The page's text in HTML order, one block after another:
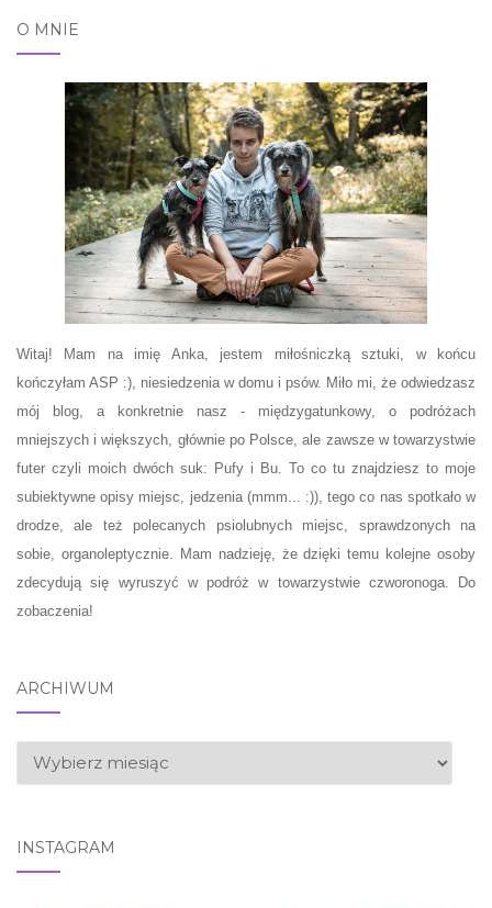
O MNIE
Witaj! Mam na imię Anka, jestem miłośniczką sztuki, w końcu
kończyłam ASP :), niesiedzenia w domu i psów. Miło mi, że odwiedzasz
mój blog, a konkretnie nasz - międzygatunkowy, o podróżach
mniejszych i większych, głównie po Polsce, ale zawsze w towarzystwie
futer czyli moich dwóch suk: Pufy i Bu. To co tu znajdziesz to moje
subiektywne opisy miejsc, jedzenia (mmm... :)), tego co nas spotkało w
drodze, ale też polecanych psiolubnych miejsc, sprawdzonych na
sobie, organoleptycznie. Mam nadzieję, że dzięki temu kolejne osoby
zdecydują się wyruszyć w podróż w towarzystwie czworonoga. Do
zobaczenia!
ARCHIWUM
ARCHIWUM
INSTAGRAM